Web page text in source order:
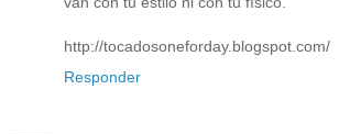
http://tocadosoneforday.blogspot.com/
Responder